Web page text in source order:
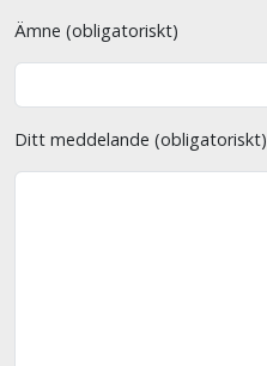
Ämne (obligatoriskt)
Ditt meddelande (obligatoriskt)